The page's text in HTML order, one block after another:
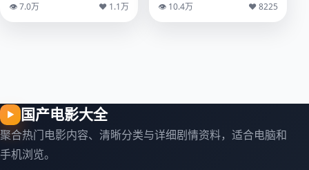
👁 7.0万 ♥ 1.1万 👁 10.4万 ♥ 8225
▶ 国产电影大全
聚合热门电影内容、清晰分类与详细剧情资料，适合电脑和
手机浏览。